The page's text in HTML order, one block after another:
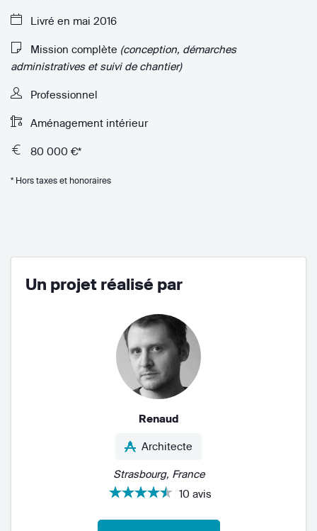
Livré en mai 2016
Mission complète (conception, démarches
administratives et suivi de chantier)
Professionnel
Aménagement intérieur
80 000 €*
* Hors taxes et honoraires
Un projet réalisé par
Renaud
Architecte
Strasbourg, France
10 avis